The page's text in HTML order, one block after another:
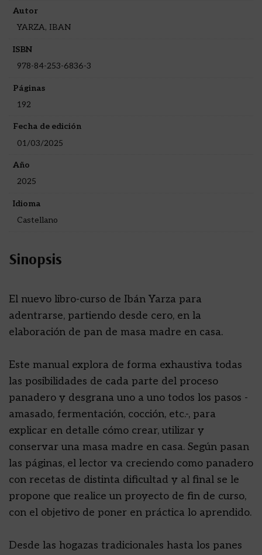
Autor
YARZA, IBAN
ISBN
978-84-253-6836-3
Páginas
192
Fecha de edición
01/03/2025
Año
2025
Idioma
Castellano
Sinopsis
El nuevo libro-curso de Ibán Yarza para
adentrarse, partiendo desde cero, en la
elaboración de pan de masa madre en casa.
Este manual explora de forma exhaustiva todas
las posibilidades de cada parte del proceso
panadero y desgrana uno a uno todos los pasos -
amasado, fermentación, cocción, etc.-, para
explicar en detalle cómo crear, utilizar y
conservar una masa madre en casa. Según pasan
las páginas, el lector va creciendo como panadero
con recetas de distinta dificultad y al final se le
propone que realice un proyecto de fin de curso,
con el objetivo de poner en práctica lo aprendido.
Desde las hogazas tradicionales hasta los panes